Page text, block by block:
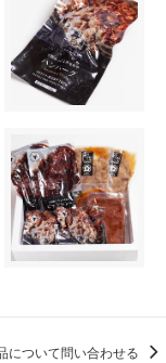
について問い合わせる